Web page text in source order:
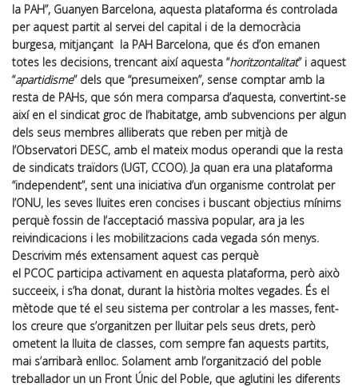
la PAH”, Guanyen Barcelona, aquesta plataforma és controlada
per aquest partit al servei del capital i de la democràcia
burgesa, mitjançant la PAH Barcelona, que és d’on emanen
totes les decisions, trencant així aquesta “horitzontalitat” i aquest
“apartidisme” dels que “presumeixen”, sense comptar amb la
resta de PAHs, que són mera comparsa d’aquesta, convertint-se
així en el sindicat groc de l’habitatge, amb subvencions per algun
dels seus membres alliberats que reben per mitjà de
l’Observatori DESC, amb el mateix modus operandi que la resta
de sindicats traïdors (UGT, CCOO). Ja quan era una plataforma
“independent”, sent una iniciativa d’un organisme controlat per
l’ONU, les seves lluites eren concises i buscant objectius mínims
perquè fossin de l’acceptació massiva popular, ara ja les
reivindicacions i les mobilitzacions cada vegada són menys.
Descrivim més extensament aquest cas perquè
el PCOC participa activament en aquesta plataforma, però això
succeeix, i s’ha donat, durant la història moltes vegades. És el
mètode que té el seu sistema per controlar a les masses, fent-
los creure que s’organitzen per lluitar pels seus drets, però
ometent la lluita de classes, com sempre fan aquests partits,
mai s’arribarà enlloc. Solament amb l’organització del poble
treballador un un Front Únic del Poble, que aglutini les diferents